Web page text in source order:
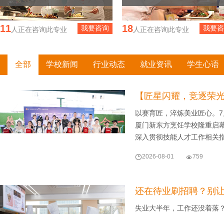
我要咨询
20人正在咨询此专业 我要
25人正在咨询此专业
全部 学校新闻 行业动态 就业资讯 学生心语
【匠星闪耀，竞逐荣
以赛育匠，淬炼美业匠心。
厦门新东方烹饪学校隆重启
深入贯彻技能人才工作相
2026-08-01 759
还在待业刷招聘？别
失业大半年，工作还没着落